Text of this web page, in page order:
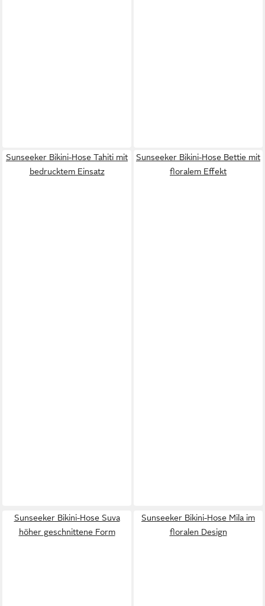
Sunseeker Bikini-Hose Tahiti mit
bedrucktem Einsatz
Sunseeker Bikini-Hose Bettie mit
floralem Effekt
Sunseeker Bikini-Hose Suva
höher geschnittene Form
Sunseeker Bikini-Hose Mila im
floralen Design